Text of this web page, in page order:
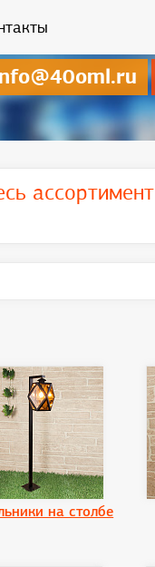
ассортимент
на столбе